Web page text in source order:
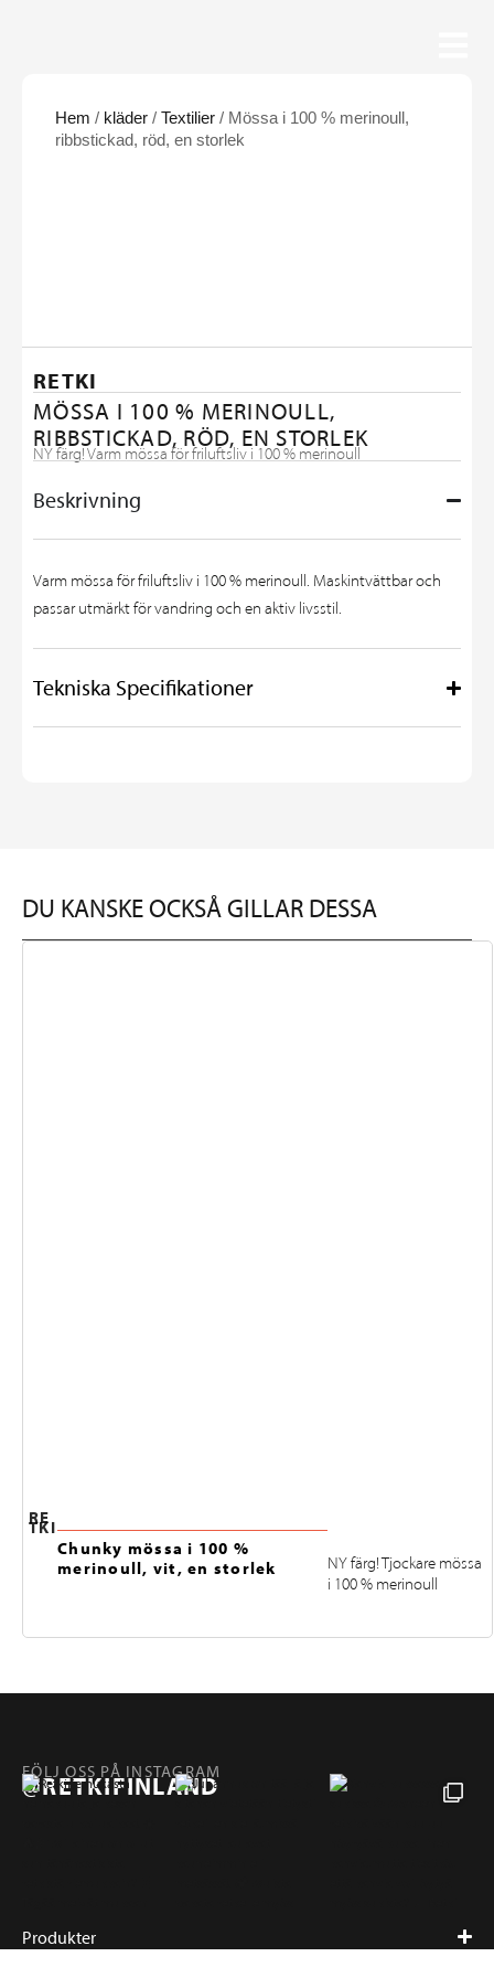
Hem / kläder / Textilier / Mössa i 100 % merinoull,
ribbstickad, röd, en storlek
RETKI
MÖSSA I 100 % MERINOULL,
RIBBSTICKAD, RÖD, EN STORLEK
NY färg! Varm mössa för friluftsliv i 100 % merinoull
Beskrivning
Varm mössa för friluftsliv i 100 % merinoull. Maskintvättbar och
passar utmärkt för vandring och en aktiv livsstil.
Tekniska Specifikationer
DU KANSKE OCKSÅ GILLAR DESSA
RE
TKI
Chunky mössa i 100 %
merinoull, vit, en storlek
NY färg! Tjockare mössa
i 100 % merinoull
FÖLJ OSS PÅ INSTAGRAM
@RETKIFINLAND
Produkter